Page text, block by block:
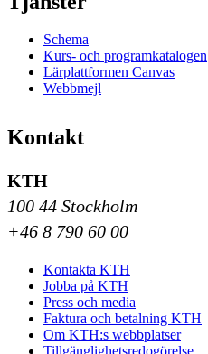
Schema
Kurs- och programkatalogen
Lärplattformen Canvas
Webbmejl
Kontakt
KTH
100 44 Stockholm
+46 8 790 60 00
Kontakta KTH
Jobba på KTH
Press och media
Faktura och betalning KTH
Om KTH:s webbplatser